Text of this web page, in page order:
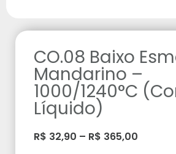
CO.08 Baixo
Mandarino –
1000/1240°C
Líquido)
R$ 32,90 – R$ 365,00